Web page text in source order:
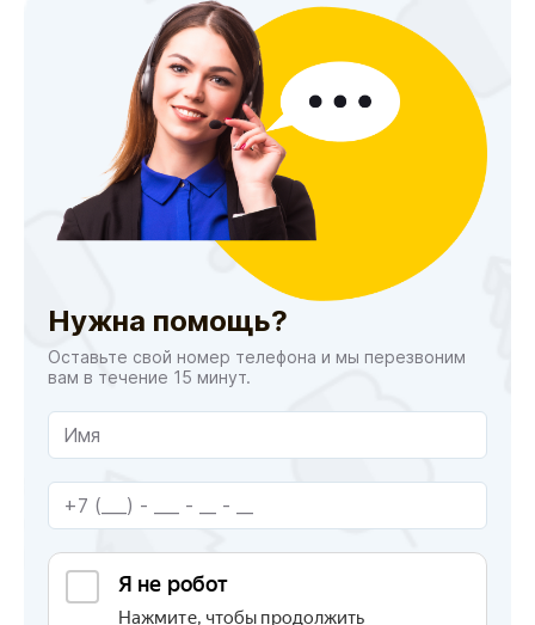
Нужна помощь?
Оставьте свой номер телефона и мы перезвоним
вам в течение 15 минут.